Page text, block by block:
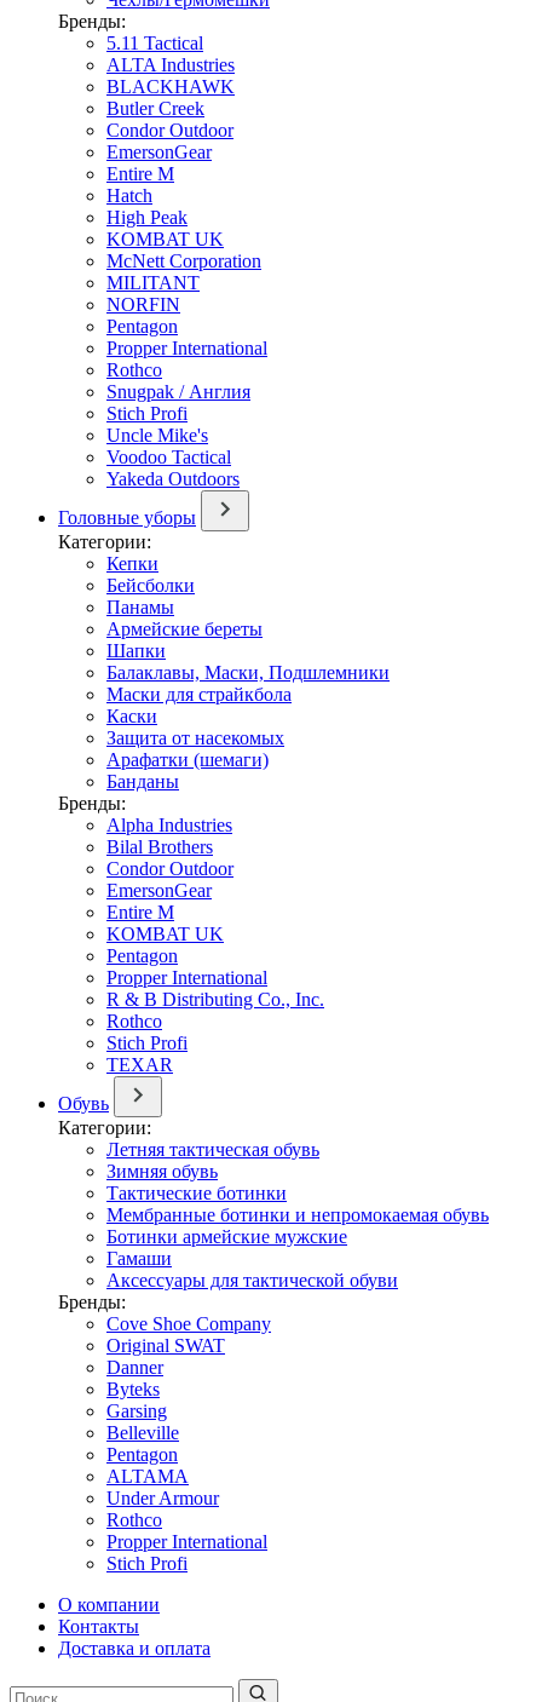
Бренды:
5.11 Tactical
ALTA Industries
BLACKHAWK
Butler Creek
Condor Outdoor
EmersonGear
Entire M
Hatch
High Peak
KOMBAT UK
McNett Corporation
MILITANT
NORFIN
Pentagon
Propper International
Rothco
Snugpak / Англия
Stich Profi
Uncle Mike's
Voodoo Tactical
Yakeda Outdoors
Головные уборы
Категории:
Кепки
Бейсболки
Панамы
Армейские береты
Шапки
Балаклавы, Маски, Подшлемники
Маски для страйкбола
Каски
Защита от насекомых
Арафатки (шемаги)
Банданы
Бренды:
Alpha Industries
Bilal Brothers
Condor Outdoor
EmersonGear
Entire M
KOMBAT UK
Pentagon
Propper International
R & B Distributing Co., Inc.
Rothco
Stich Profi
TEXAR
Обувь
Категории:
Летняя тактическая обувь
Зимняя обувь
Тактические ботинки
Мембранные ботинки и непромокаемая обувь
Ботинки армейские мужские
Гамаши
Аксессуары для тактической обуви
Бренды:
Cove Shoe Company
Original SWAT
Danner
Byteks
Garsing
Belleville
Pentagon
ALTAMA
Under Armour
Rothco
Propper International
Stich Profi
О компании
Контакты
Доставка и оплата